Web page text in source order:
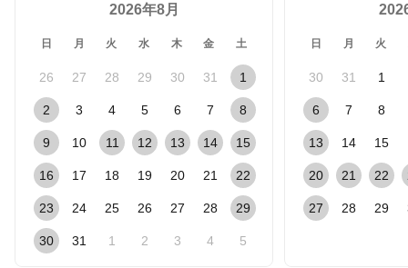
2026年8月
日 月 火 水 木 金 土
26 27 28 29 30 31 1
2 3 4 5 6 7 8
9 10 11 12 13 14 15
16 17 18 19 20 21 22
23 24 25 26 27 28 29
30 31 1 2 3 4 5
日 月 火
30 31 1
6 7 8
13 14 15
20 21 22
27 28 29